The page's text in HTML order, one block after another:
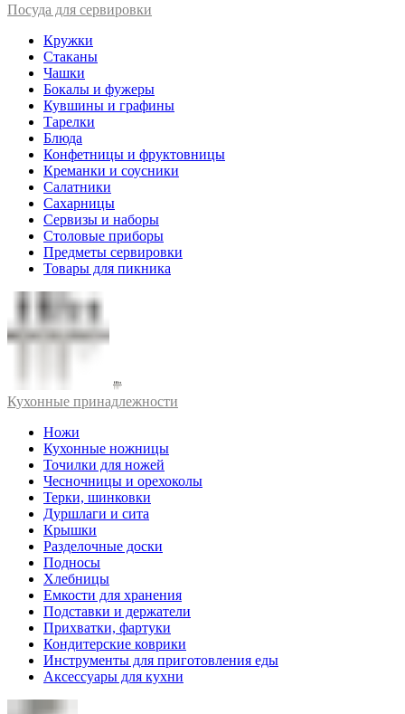
Посуда для сервировки
Кружки
Стаканы
Чашки
Бокалы и фужеры
Кувшины и графины
Тарелки
Блюда
Конфетницы и фруктовницы
Креманки и соусники
Салатники
Сахарницы
Сервизы и наборы
Столовые приборы
Предметы сервировки
Товары для пикника
Кухонные принадлежности
Ножи
Кухонные ножницы
Точилки для ножей
Чесночницы и орехоколы
Терки, шинковки
Дуршлаги и сита
Крышки
Разделочные доски
Подносы
Хлебницы
Емкости для хранения
Подставки и держатели
Прихватки, фартуки
Кондитерские коврики
Инструменты для приготовления еды
Аксессуары для кухни